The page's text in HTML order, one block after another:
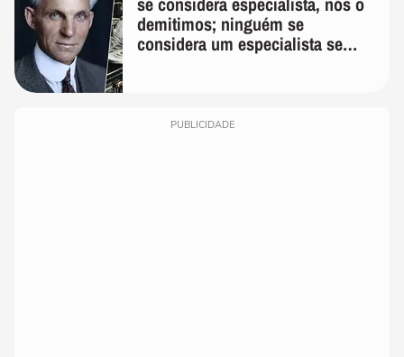
demitimos; ninguém se
considera um especialista se
PUBLICIDADE